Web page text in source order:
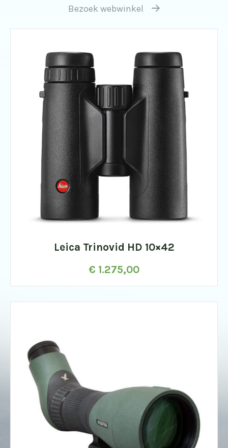
Bezoek webwinkel
Leica Trinovid HD 10×42
€ 1.275,00